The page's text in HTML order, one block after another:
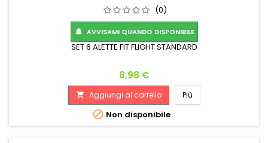
(0)
 AVVISAMI QUANDO DISPONIBILE
SET 6 ALETTE FIT FLIGHT STANDARD
Prezzo
8,98 €
 Aggiungi al carrello Più
 Non disponibile